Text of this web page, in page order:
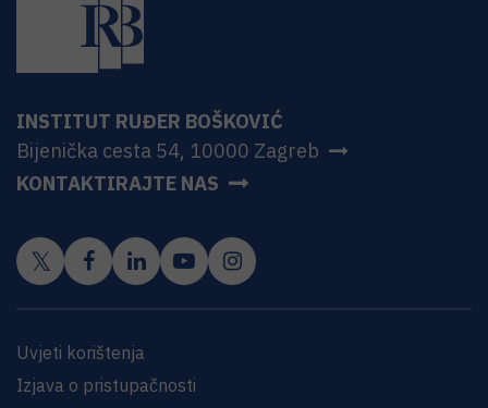
INSTITUT RUĐER BOŠKOVIĆ
Bijenička cesta 54, 10000 Zagreb
KONTAKTIRAJTE NAS
Uvjeti korištenja
Izjava o pristupačnosti